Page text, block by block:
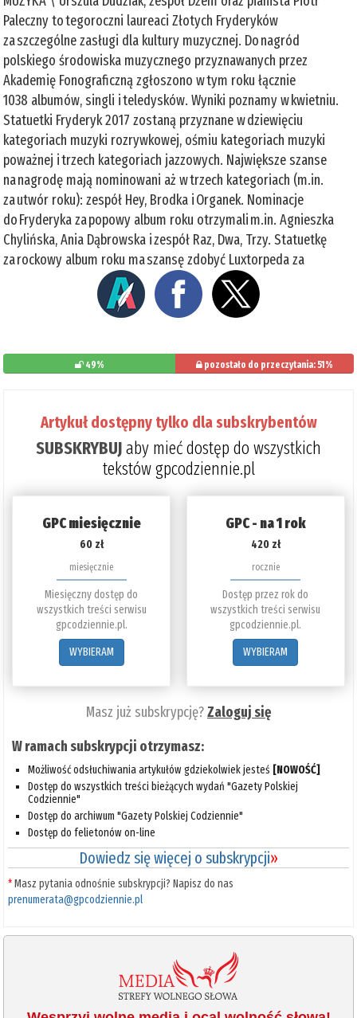
Paleczny to tegoroczni laureaci Złotych Fryderyków
za szczególne zasługi dla kultury muzycznej. Do nagród
polskiego środowiska muzycznego przyznawanych przez
Akademię Fonograficzną zgłoszono w tym roku łącznie
1038 albumów, singli i teledysków. Wyniki poznamy w kwietniu.
Statuetki Fryderyk 2017 zostaną przyznane w dziewięciu
kategoriach muzyki rozrywkowej, ośmiu kategoriach muzyki
poważnej i trzech kategoriach jazzowych. Największe szanse
na nagrodę mają nominowani aż w trzech kategoriach (m.in.
za utwór roku): zespół Hey, Brodka i Organek. Nominacje
do Fryderyka za popowy album roku otrzymali m.in. Agnieszka
Chylińska, Ania Dąbrowska i zespół Raz, Dwa, Trzy. Statuetkę
za rockowy album roku ma szansę zdobyć Luxtorpeda za
49% pozostało do przeczytania: 51%
Artykuł dostępny tylko dla subskrybentów
SUBSKRYBUJaby mieć dostęp do wszystkich
tekstów gpcodziennie.pl
GPC miesięcznie
60 zł
miesięcznie
Miesięczny dostęp do
wszystkich treści serwisu
gpcodziennie.pl.
WYBIERAM
GPC - na 1 rok
420 zł
rocznie
Dostęp przez rok do
wszystkich treści serwisu
gpcodziennie.pl.
WYBIERAM
Masz już subskrypcję?Zaloguj się
W ramach subskrypcji otrzymasz:
Możliwość odsłuchiwania artykułów gdziekolwiek jesteś [NOWOŚĆ]
Dostęp do wszystkich treści bieżących wydań "Gazety Polskiej
Codziennie"
Dostęp do archiwum "Gazety Polskiej Codziennie"
Dostęp do felietonów on-line
Dowiedz się więcej o subskrypcji»
*Masz pytania odnośnie subskrypcji? Napisz do nas
prenumerata@gpcodziennie.pl